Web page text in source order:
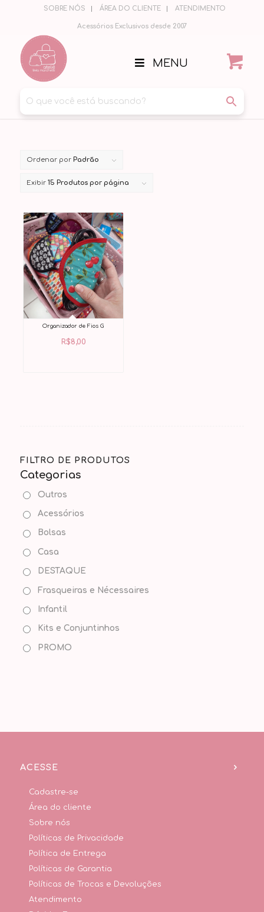
SOBRE NÓS ÁREA DO CLIENTE ATENDIMENTO
Acessórios Exclusivos desde 2007
MENU
Ordenar por Padrão
Exibir 15 Produtos por página
Organizador de Fios G
R$8,00
FILTRO DE PRODUTOS
Categorias
Outros
Acessórios
Bolsas
Casa
DESTAQUE
Frasqueiras e Nécessaires
Infantil
Kits e Conjuntinhos
PROMO
ACESSE
Cadastre-se
Área do cliente
Sobre nós
Políticas de Privacidade
Política de Entrega
Políticas de Garantia
Políticas de Trocas e Devoluções
Atendimento